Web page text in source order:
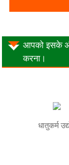
आपको इसके
करना।
धातुकर्म